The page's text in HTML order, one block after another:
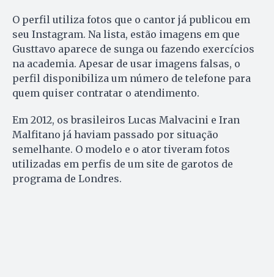
O perfil utiliza fotos que o cantor já publicou em
seu Instagram. Na lista, estão imagens em que
Gusttavo aparece de sunga ou fazendo exercícios
na academia. Apesar de usar imagens falsas, o
perfil disponibiliza um número de telefone para
quem quiser contratar o atendimento.
Em 2012, os brasileiros Lucas Malvacini e Iran
Malfitano já haviam passado por situação
semelhante. O modelo e o ator tiveram fotos
utilizadas em perfis de um site de garotos de
programa de Londres.